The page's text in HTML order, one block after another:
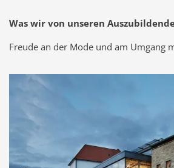
Was wir von unseren
Freude an der Mode und am Umgang